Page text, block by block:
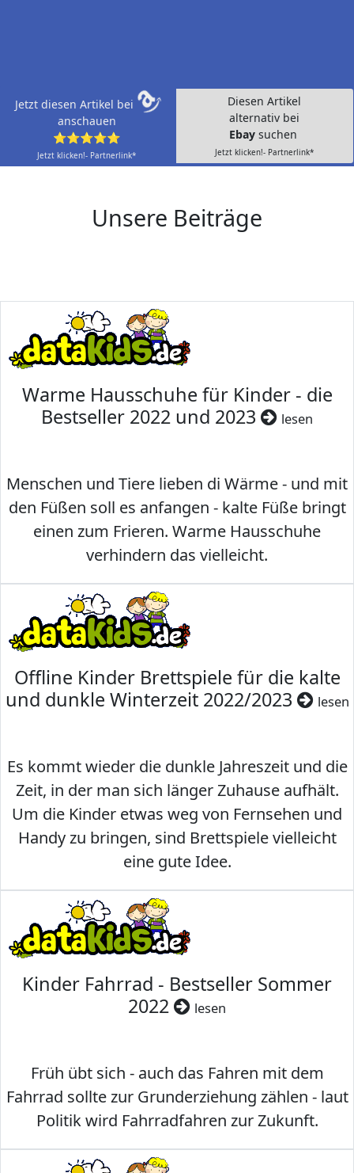
Jetzt diesen Artikel bei
anschauen
⭐⭐⭐⭐⭐
Jetzt klicken!- Partnerlink*
Diesen Artikel
alternativ bei
Ebay suchen
Jetzt klicken!- Partnerlink*
Unsere Beiträge
Warme Hausschuhe für Kinder - die
Bestseller 2022 und 2023
lesen
Menschen und Tiere lieben di Wärme - und mit
den Füßen soll es anfangen - kalte Füße bringt
einen zum Frieren. Warme Hausschuhe
verhindern das vielleicht.
Offline Kinder Brettspiele für die kalte
und dunkle Winterzeit 2022/2023
lesen
Es kommt wieder die dunkle Jahreszeit und die
Zeit, in der man sich länger Zuhause aufhält.
Um die Kinder etwas weg von Fernsehen und
Handy zu bringen, sind Brettspiele vielleicht
eine gute Idee.
Kinder Fahrrad - Bestseller Sommer
2022
lesen
Früh übt sich - auch das Fahren mit dem
Fahrrad sollte zur Grunderziehung zählen - laut
Politik wird Fahrradfahren zur Zukunft.